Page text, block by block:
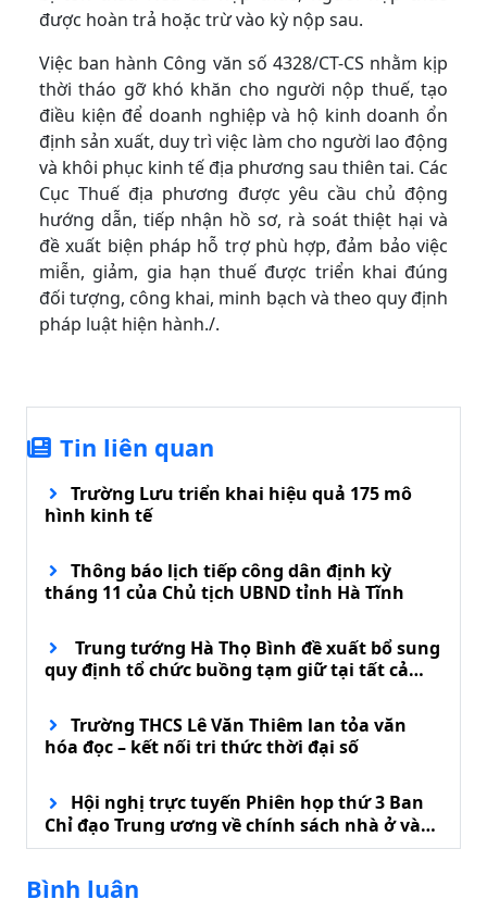
được hoàn trả hoặc trừ vào kỳ nộp sau.
Việc ban hành Công văn số 4328/CT-CS nhằm kịp
thời tháo gỡ khó khăn cho người nộp thuế, tạo
điều kiện để doanh nghiệp và hộ kinh doanh ổn
định sản xuất, duy trì việc làm cho người lao động
và khôi phục kinh tế địa phương sau thiên tai. Các
Cục Thuế địa phương được yêu cầu chủ động
hướng dẫn, tiếp nhận hồ sơ, rà soát thiệt hại và
đề xuất biện pháp hỗ trợ phù hợp, đảm bảo việc
miễn, giảm, gia hạn thuế được triển khai đúng
đối tượng, công khai, minh bạch và theo quy định
pháp luật hiện hành./.
Tin liên quan
Trường Lưu triển khai hiệu quả 175 mô
hình kinh tế
Thông báo lịch tiếp công dân định kỳ
tháng 11 của Chủ tịch UBND tỉnh Hà Tĩnh
Trung tướng Hà Thọ Bình đề xuất bổ sung
quy định tổ chức buồng tạm giữ tại tất cả
Trường THCS Lê Văn Thiêm lan tỏa văn
hóa đọc – kết nối tri thức thời đại số
Hội nghị trực tuyến Phiên họp thứ 3 Ban
Chỉ đạo Trung ương về chính sách nhà ở và
phát triển thị trường bất động sản
Bình luận